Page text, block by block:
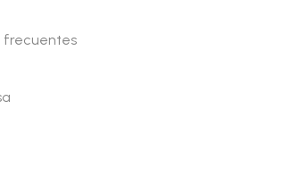
frecuentes